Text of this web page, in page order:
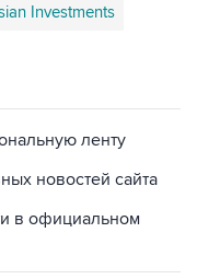
Investments
ленту
новостей сайта
в официальном